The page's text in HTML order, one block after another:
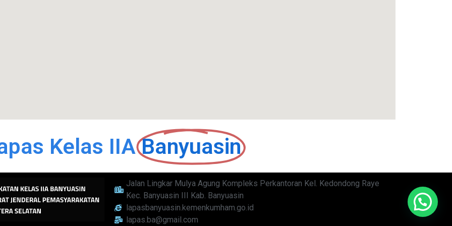
Kelas IIABanyuasin
Jalan Lingkar Mulya Agung Kompleks Perkantoran Kel. Kedondong Raye
Kec. Banyuasin III Kab. Banyuasin
lapasbanyuasin.kemenkumham.go.id
lapas.ba@gmail.com